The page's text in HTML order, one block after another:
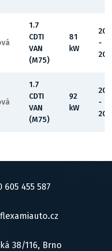
1.7
CDTI
VAN
(M75)
81
kW
-
1.7
CDTI
VAN
(M75)
92
kW
-
605 455 587
38/116, Brno